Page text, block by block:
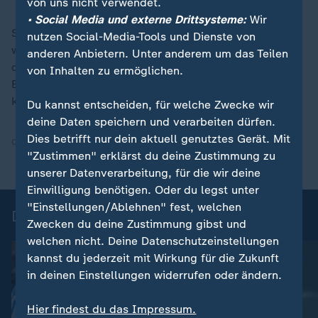
Spätestens danach wagte sich Frankfurt immerhin ein
wenig vor, aber richtig gefährlich wurden die Hessen
den Gastgebern nie. In der 80. Minute probierte
Ekitiké es mal aus der Distanz, sein Schuss war aber
kein Problem für RB-Torhüter Maarten Vandevoordt.
Quelle:ZDF, SID
DFB-Pokal - Highlights
• Social Media und externe Drittsysteme:Wir
nutzen Social-Media-Tools und Dienste von
anderen Anbietern. Unter anderem um das Teilen
von Inhalten zu ermöglichen.
Du kannst entscheiden, für welche Zwecke wir
deine Daten speichern und verarbeiten dürfen.
Dies betrifft nur dein aktuell genutztes Gerät. Mit
"Zustimmen" erklärst du deine Zustimmung zu
unserer Datenverarbeitung, für die wir deine
Einwilligung benötigen. Oder du legst unter
"Einstellungen/Ablehnen" fest, welchen
Zwecken du deine Zustimmung gibst und
welchen nicht. Deine Datenschutzeinstellungen
kannst du jederzeit mit Wirkung für die Zukunft
in deinen Einstellungen widerrufen oder ändern.
Hier findest du das Impressum.